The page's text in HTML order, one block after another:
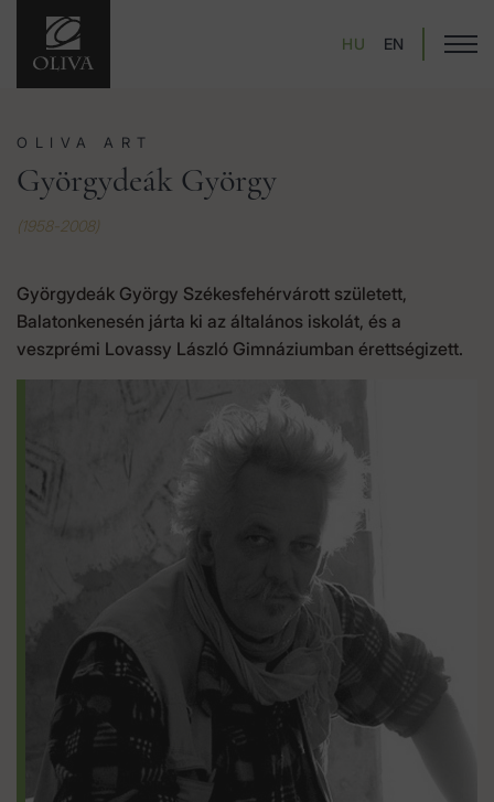
HU EN
OLIVA ART
Györgydeák György
(1958-2008)
Györgydeák György Székesfehérvárott született,
Balatonkenesén járta ki az általános iskolát, és a
veszprémi Lovassy László Gimnáziumban érettségizett.